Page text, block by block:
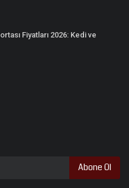
Fiyatları 2026: Kedi ve
Abone Ol